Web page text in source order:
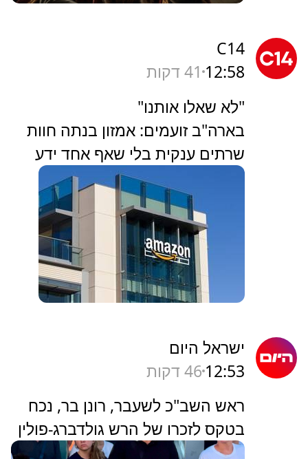
C14
12:58 41 דקות
"לא שאלו אותנו"
בארה"ב זועמים: אמזון בנתה חוות
שרתים ענקית בלי שאף אחד ידע
ישראל היום
12:53 46 דקות
ראש השב"כ לשעבר, רונן בר, נכח
בטקס לזכרו של הרש גולדברג-פולין